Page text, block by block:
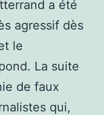
a été
agressif dès
le
La suite
de faux
qui,